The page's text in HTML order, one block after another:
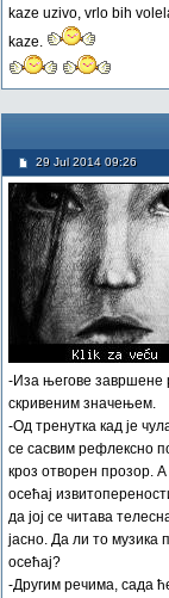
kaze uzivo, vrlo bih
kaze.
29 Jul 2014 09:26
-Иза његове завршене
скривеним значењем.
-Од тренутка кад је
се сасвим рефлексно
кроз отворен прозор. А
осећај
да јој се читава
јасно. Да ли то музика
осећај?
-Другим речима, сада